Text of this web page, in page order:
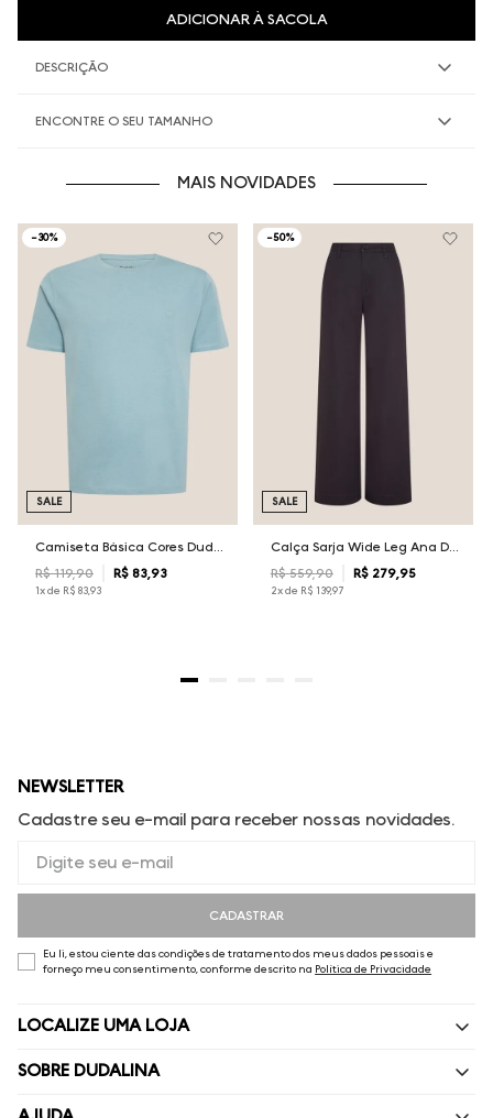
ADICIONAR À SACOLA
DESCRIÇÃO
ENCONTRE O SEU TAMANHO
MAIS NOVIDADES
-30%
R$ 119,90 R$ 83, 93
1x de R$ 83,93
SALE
-50%
Calça Sarja Wide Leg Ana Dudalina Feminina
R$ 559,90 R$ 279, 95
2x de R$ 139,97
SALE
NEWSLETTER
Cadastre seu e-mail para receber nossas novidades.
CADASTRAR
Eu li, estou ciente das condições de tratamento dos meus dados pessoais e
forneço meu consentimento, conforme descrito na Política de Privacidade
LOCALIZE UMA LOJA
SOBRE DUDALINA
Quem Somos